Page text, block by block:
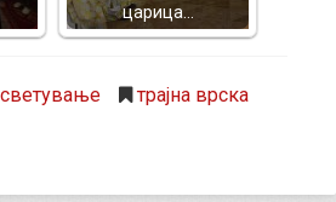
царица…
трајна врска